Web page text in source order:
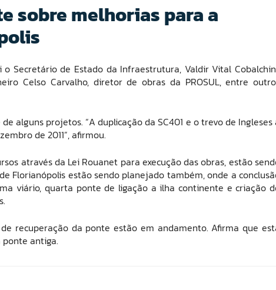
sobre melhorias para a
Secretário de Estado da Infraestrutura, Valdir Vital
Celso Carvalho, diretor de obras da PROSUL, entre
alguns projetos. “A duplicação da SC401 e o trevo de Ingleses
de 2011”, afirmou.
através da Lei Rouanet para execução das obras, estão
Florianópolis estão sendo planejado também, onde a
viário, quarta ponte de ligação a ilha continente e criação
recuperação da ponte estão em andamento. Afirma que
antiga.